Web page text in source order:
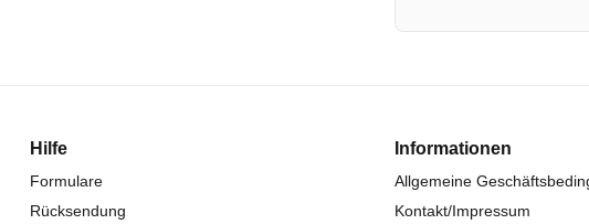
Hilfe
Formulare
Rücksendung
Informationen
Allgemeine
Kontakt/Impressum